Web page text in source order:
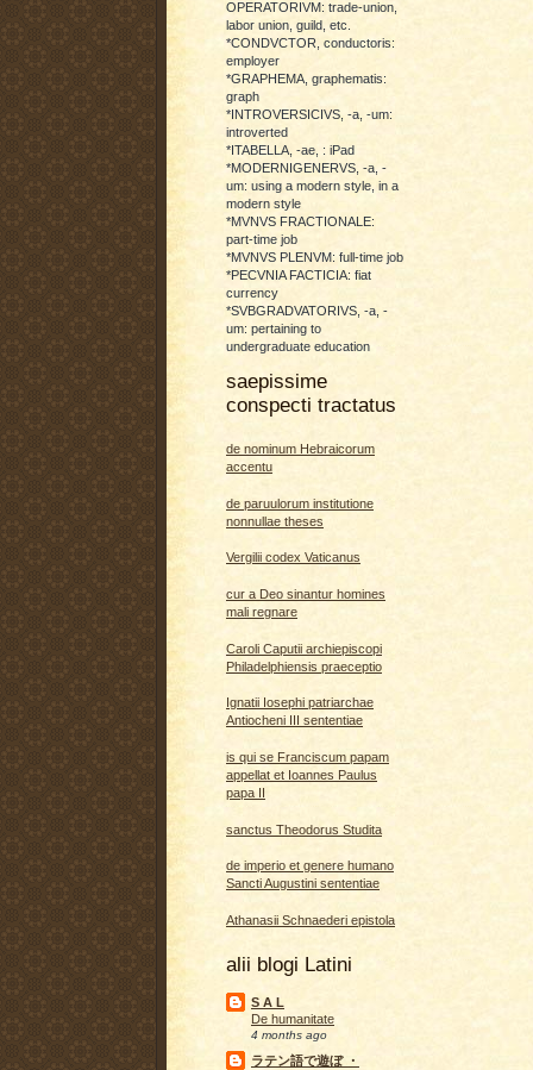
OPERATORIVM: trade-union,
labor union, guild, etc.
*CONDVCTOR, conductoris:
employer
*GRAPHEMA, graphematis:
graph
*INTROVERSICIVS, -a, -um:
introverted
*ITABELLA, -ae, : iPad
*MODERNIGENERVS, -a, -
um: using a modern style, in a
modern style
*MVNVS FRACTIONALE:
part-time job
*MVNVS PLENVM: full-time job
*PECVNIA FACTICIA: fiat
currency
*SVBGRADVATORIVS, -a, -
um: pertaining to
undergraduate education
saepissime
conspecti tractatus
de nominum Hebraicorum
accentu
de paruulorum institutione
nonnullae theses
Vergilii codex Vaticanus
cur a Deo sinantur homines
mali regnare
Caroli Caputii archiepiscopi
Philadelphiensis praeceptio
Ignatii Iosephi patriarchae
Antiocheni III sententiae
is qui se Franciscum papam
appellat et Ioannes Paulus
papa II
sanctus Theodorus Studita
de imperio et genere humano
Sancti Augustini sententiae
Athanasii Schnaederi epistola
alii blogi Latini
S A L
De humanitate
4 months ago
ラテン語で遊ぼ ・